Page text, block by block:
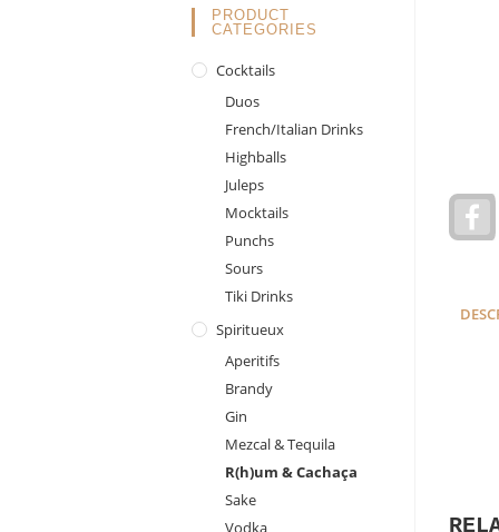
c
o
PRODUCT
CATEGORIES
Cocktails
Duos
French/Italian Drinks
Highballs
Juleps
Mocktails
Punchs
Sours
Tiki Drinks
Spiritueux
Aperitifs
Brandy
Gin
Mezcal & Tequila
R(h)um & Cachaça
Sake
Vodka